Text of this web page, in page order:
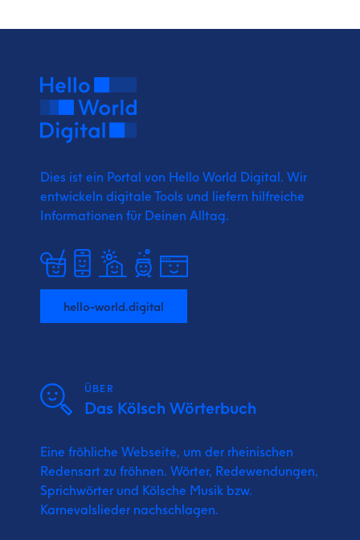
Dies ist ein Portal von Hello World Digital. Wir
entwickeln digitale Tools und liefern hilfreiche
Informationen für Deinen Alltag.
hello-world.digital
ÜBER
Das Kölsch Wörterbuch
Eine fröhliche Webseite, um der rheinischen
Redensart zu fröhnen. Wörter, Redewendungen,
Sprichwörter und Kölsche Musik bzw.
Karnevalslieder nachschlagen.